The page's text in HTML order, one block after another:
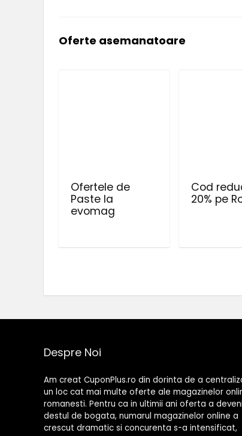
Oferte asemanatoare
Ofertele de
Paste la
evomag
Cod
20% pe
Despre Noi
Am creat CuponPlus.ro din dorinta de a
un loc cat mai multe oferte ale magazinelor
romanesti. Pentru ca in ultimii ani oferta a
destul de bogata, numarul magazinelor online a
crescut dramatic si concurenta s-a intensificat,